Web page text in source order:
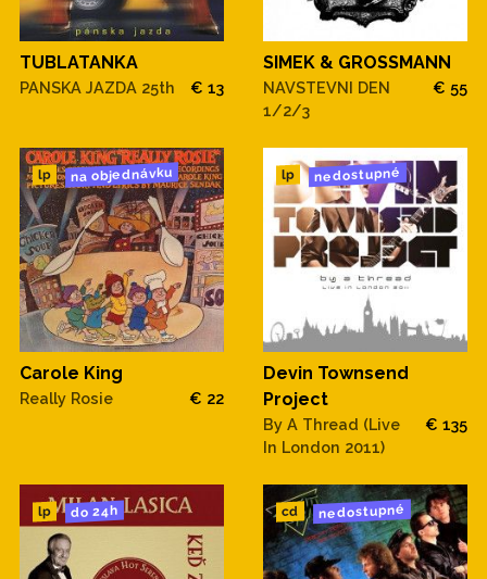
TUBLATANKA
PANSKA JAZDA 25th € 13
SIMEK & GROSSMANN
NAVSTEVNI DEN
1/2/3
€ 55
lp na objednávku
Carole King
Really Rosie € 22
lp nedostupné
Devin Townsend
Project
By A Thread (Live
In London 2011)
€ 135
lp do 24h cd nedostupné